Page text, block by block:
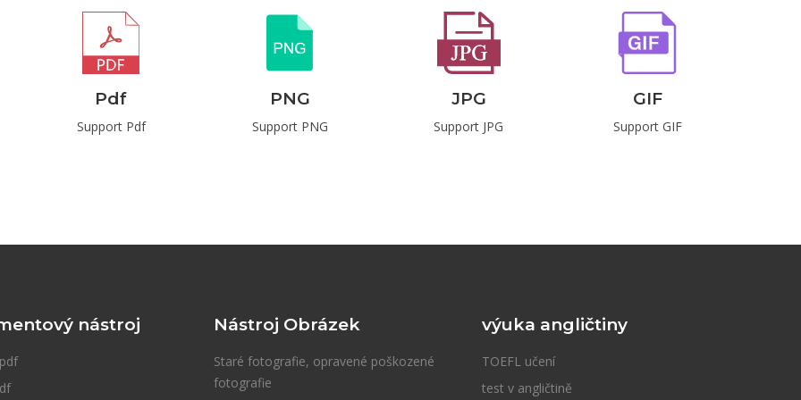
Pdf
Support Pdf
PNG
Support PNG
JPG
Support JPG
GIF
Support GIF
nástroj Nástroj Obrázek
Staré fotografie, opravené poškozené
fotografie
výuka angličtiny
TOEFL učení
test v angličtině